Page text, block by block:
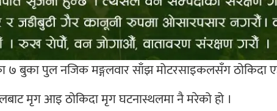
७ बुका पुल नजिक मङ्गलवार साँझ मोटरसाइकलसँग ठोकिदा
मृग आइ ठोकिदा मृग घटनास्थलमा नै मरेको हो ।